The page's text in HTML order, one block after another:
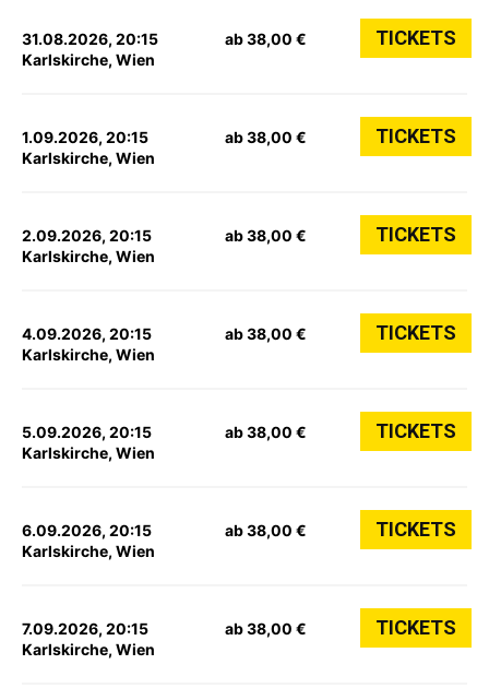
31.08.2026, 20:15
Karlskirche, Wien
ab 38,00 € TICKETS
1.09.2026, 20:15
Karlskirche, Wien
ab 38,00 € TICKETS
2.09.2026, 20:15
Karlskirche, Wien
ab 38,00 € TICKETS
4.09.2026, 20:15
Karlskirche, Wien
ab 38,00 € TICKETS
5.09.2026, 20:15
Karlskirche, Wien
ab 38,00 € TICKETS
6.09.2026, 20:15
Karlskirche, Wien
ab 38,00 € TICKETS
7.09.2026, 20:15
Karlskirche, Wien
ab 38,00 € TICKETS